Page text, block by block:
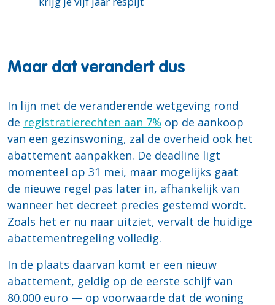
Maar dat verandert dus
In lijn met de veranderende wetgeving rond
de registratierechten aan 7% op de aankoop
van een gezinswoning, zal de overheid ook het
abattement aanpakken. De deadline ligt
momenteel op 31 mei, maar mogelijks gaat
de nieuwe regel pas later in, afhankelijk van
wanneer het decreet precies gestemd wordt.
Zoals het er nu naar uitziet, vervalt de huidige
abattementregeling volledig.
In de plaats daarvan komt er een nieuw
abattement, geldig op de eerste schijf van
80.000 euro — op voorwaarde dat de woning